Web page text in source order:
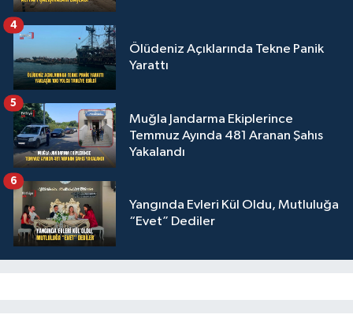
Ölüdeniz Açıklarında Tekne Panik
Yarattı
4
Muğla Jandarma Ekiplerince
Temmuz Ayında 481 Aranan Şahıs
Yakalandı
5
Yangında Evleri Kül Oldu, Mutluluğa
“Evet” Dediler
6